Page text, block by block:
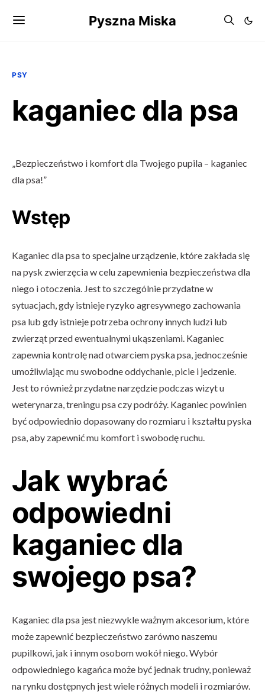
Pyszna Miska
PSY
kaganiec dla psa
„Bezpieczeństwo i komfort dla Twojego pupila – kaganiec
dla psa!”
Wstęp
Kaganiec dla psa to specjalne urządzenie, które zakłada się
na pysk zwierzęcia w celu zapewnienia bezpieczeństwa dla
niego i otoczenia. Jest to szczególnie przydatne w
sytuacjach, gdy istnieje ryzyko agresywnego zachowania
psa lub gdy istnieje potrzeba ochrony innych ludzi lub
zwierząt przed ewentualnymi ukąszeniami. Kaganiec
zapewnia kontrolę nad otwarciem pyska psa, jednocześnie
umożliwiając mu swobodne oddychanie, picie i jedzenie.
Jest to również przydatne narzędzie podczas wizyt u
weterynarza, treningu psa czy podróży. Kaganiec powinien
być odpowiednio dopasowany do rozmiaru i kształtu pyska
psa, aby zapewnić mu komfort i swobodę ruchu.
Jak wybrać
odpowiedni
kaganiec dla
swojego psa?
Kaganiec dla psa jest niezwykle ważnym akcesorium, które
może zapewnić bezpieczeństwo zarówno naszemu
pupilkowi, jak i innym osobom wokół niego. Wybór
odpowiedniego kagańca może być jednak trudny, ponieważ
na rynku dostępnych jest wiele różnych modeli i rozmiarów.